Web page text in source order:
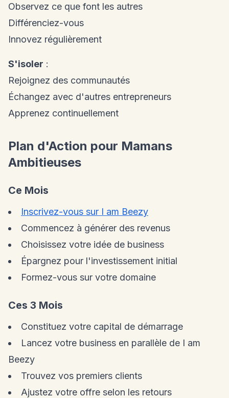
Observez ce que font les autres
Différenciez-vous
Innovez régulièrement
S'isoler :
Rejoignez des communautés
Échangez avec d'autres entrepreneurs
Apprenez continuellement
Plan d'Action pour Mamans
Ambitieuses
Ce Mois
Inscrivez-vous sur I am Beezy
Commencez à générer des revenus
Choisissez votre idée de business
Épargnez pour l'investissement initial
Formez-vous sur votre domaine
Ces 3 Mois
Constituez votre capital de démarrage
Lancez votre business en parallèle de I am
Beezy
Trouvez vos premiers clients
Ajustez votre offre selon les retours